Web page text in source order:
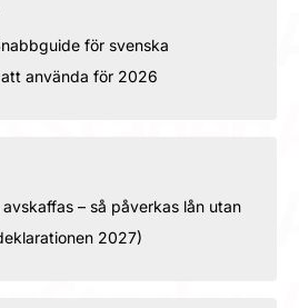
för svenska
använda för 2026
– så påverkas lån utan
2027)